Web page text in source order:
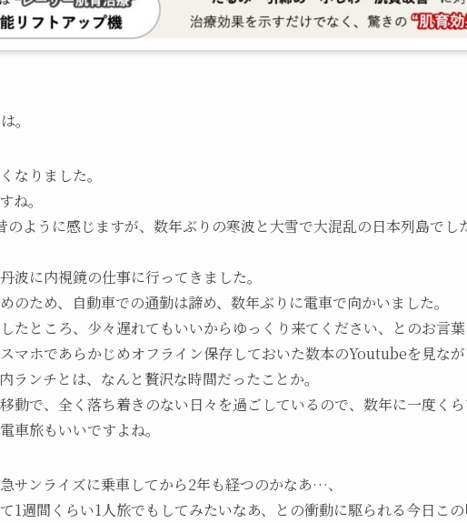
。
なりました。
ね。
のように感じますが、数年ぶりの寒波と大雪で大混乱の日本列島でし
波に内視鏡の仕事に行ってきました。
のため、自動車での通勤は諦め、数年ぶりに電車で向かいました。
たところ、少々遅れてもいいからゆっくり来てください、とのお言
マホであらかじめオフライン保存しておいた数本のYoutubeを見な
ランチとは、なんと贅沢な時間だったことか。
動で、全く落ち着きのない日々を過ごしているので、数年に一度く
車旅もいいですよね。
サンライズに乗車してから2年も経つのかなあ…、
1週間くらい1人旅でもしてみたいなあ、との衝動に駆られる今日こ